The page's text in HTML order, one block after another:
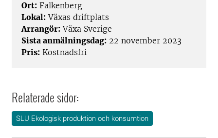
Ort: Falkenberg
Lokal: Växas driftplats
Arrangör: Växa Sverige
Sista anmälningsdag: 22 november 2023
Pris: Kostnadsfri
Relaterade sidor:
SLU Ekologisk produktion och konsumtion